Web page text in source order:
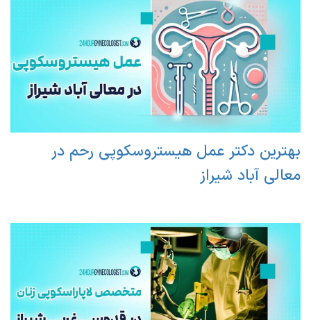
بهترین دکتر عمل هیستروسکوپی رحم در
معالی آباد شیراز